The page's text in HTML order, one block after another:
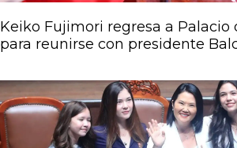
Keiko Fujimori regresa a Palacio
para reunirse con presidente